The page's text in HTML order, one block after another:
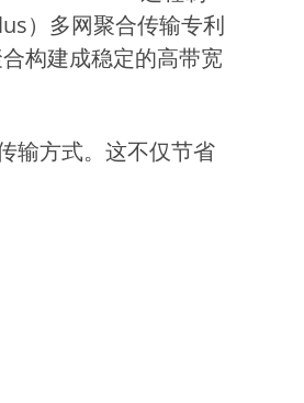
）多网聚合传输专利
构建成稳定的高带宽
输方式。这不仅节省